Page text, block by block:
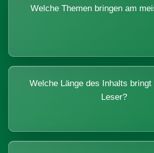
Welche Themen bringen am
Welche Länge des Inhalts
Leser?